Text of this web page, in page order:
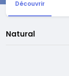
Découvrir
Natural